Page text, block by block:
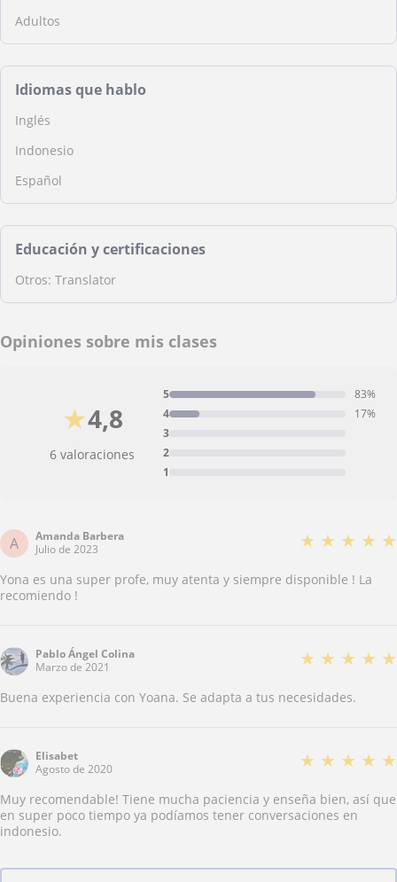
Adultos
Idiomas que hablo
Inglés
Indonesio
Español
Educación y certificaciones
Otros: Translator
Opiniones sobre mis clases
4,8
★
6 valoraciones
1
2
3
4 17%
5 83%
A
Amanda Barbera
Julio de 2023
★ ★ ★ ★ ★
Yona es una super profe, muy atenta y siempre disponible ! La
recomiendo !
Pablo Ángel Colina
Marzo de 2021
★ ★ ★ ★ ★
Buena experiencia con Yoana. Se adapta a tus necesidades.
Elisabet
Agosto de 2020
★ ★ ★ ★ ★
Muy recomendable! Tiene mucha paciencia y enseña bien, así que
en super poco tiempo ya podíamos tener conversaciones en
indonesio.